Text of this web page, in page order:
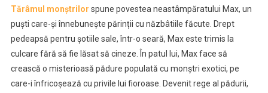
Tărâmul monștrilor spune povestea neastâmpăratului Max, un
puști care-și înnebunește părinții cu năzbâtiile făcute. Drept
pedeapsă pentru șotiile sale, într-o seară, Max este trimis la
culcare fără să fie lăsat să cineze. În patul lui, Max face să
crească o misterioasă pădure populată cu monștri exotici, pe
care-i înfricoșează cu privile lui fioroase. Devenit rege al pădurii,